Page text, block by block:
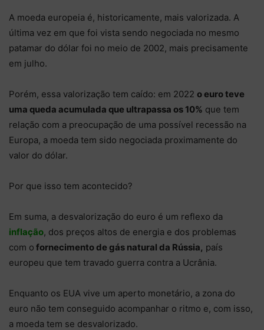
A moeda europeia é, historicamente, mais valorizada. A
última vez em que foi vista sendo negociada no mesmo
patamar do dólar foi no meio de 2002, mais precisamente
em julho.
Porém, essa valorização tem caído: em 2022 o euro teve
uma queda acumulada que ultrapassa os 10% que tem
relação com a preocupação de uma possível recessão na
Europa, a moeda tem sido negociada proximamente do
valor do dólar.
Por que isso tem acontecido?
Em suma, a desvalorização do euro é um reflexo da
inflação, dos preços altos de energia e dos problemas
com o fornecimento de gás natural da Rússia, país
europeu que tem travado guerra contra a Ucrânia.
Enquanto os EUA vive um aperto monetário, a zona do
euro não tem conseguido acompanhar o ritmo e, com isso,
a moeda tem se desvalorizado.